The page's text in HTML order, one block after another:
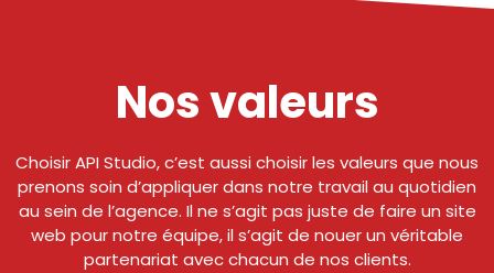
Nos valeurs
Choisir API Studio, c’est aussi choisir les valeurs que nous
prenons soin d’appliquer dans notre travail au quotidien
au sein de l’agence. Il ne s’agit pas juste de faire un site
web pour notre équipe, il s’agit de nouer un véritable
partenariat avec chacun de nos clients.